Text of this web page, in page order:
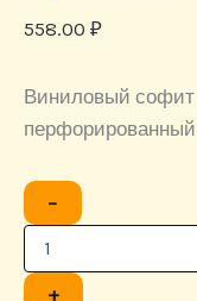
558.00 ₽
Виниловый
перфорированный
−
Количество
товара
Grand
+